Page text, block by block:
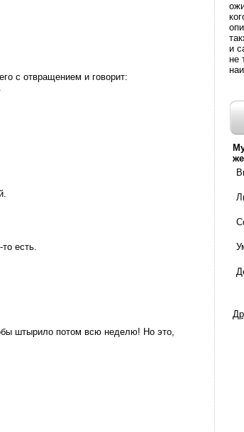
с отвращением и говорит:
есть.
штырило потом всю неделю! Но это,
и
не